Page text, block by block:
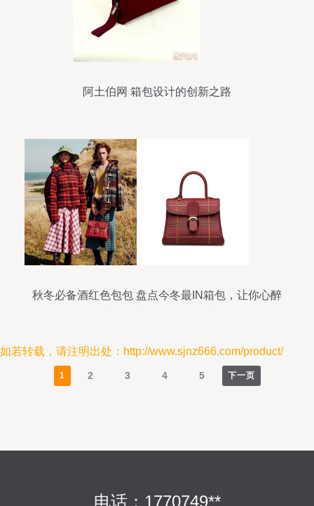
阿土伯网 箱包设计的创新之路
秋冬必备酒红色包包 盘点今冬最IN箱包，让你心醉
如若转载，请注明出处：http://www.sjnz666.com/product/
1 2 3 4 5 下一页
电话：1770749**